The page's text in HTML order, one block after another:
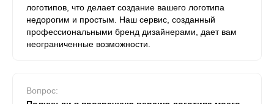
логотипов, что делает создание вашего логотипа
недорогим и простым. Наш сервис, созданный
профессиональными бренд дизайнерами, дает вам
неограниченные возможности.
Вопрос: